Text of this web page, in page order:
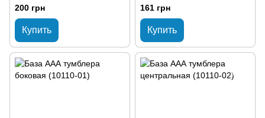
200 грн
Купить
161 грн
Купить